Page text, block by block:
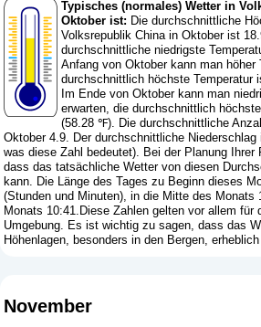
Typisches (normales) Wetter in
Oktober ist: Die durchschnittliche
Volksrepublik China in Oktober ist
durchschnittliche niedrigste
Anfang von Oktober kann man höher
durchschnittlich höchste
Im Ende von Oktober kann man
erwarten, die durchschnittlich
(58.28 ℉). Die durchschnittliche
Oktober 4.9. Der durchschnittliche
was diese Zahl bedeutet). Bei der Planung Ihrer
dass das tatsächliche Wetter von diesen
kann. Die Länge des Tages zu Beginn dieses
(Stunden und Minuten), in die Mitte des Monats
Monats 10:41.Diese Zahlen gelten vor allem für
Umgebung. Es ist wichtig zu sagen, dass das
Höhenlagen, besonders in den Bergen,
November